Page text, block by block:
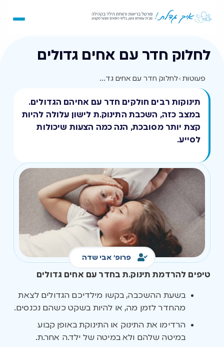
לחלוק חדר עם אחים גדולים
פעוטות› לחלוק חדר עם אחים גדולים
תינוקות רבים חולקים חדר עם אחיהם הגדולים.
במצב כזה, השכבת התינוק.ת לישון עלולה להיות
קצת יותר מסובכת, הנה כמה הצעות שיכולות
לסייע.
פרופ' אבי שדה
טיפים להרדמת תינוק.ת בחדר עם אחים גדולים
בשעת ההשכבה, בקשו מילדיכם הגדולים לצאת
מהחדר לזמן מה, או להיות בשקט כשהם נכנסים.
הרדימו את התינוק או התינוקת באופן קבוע
במיטה שלהם ולא במיטה של ילד.ה אחר.ת.